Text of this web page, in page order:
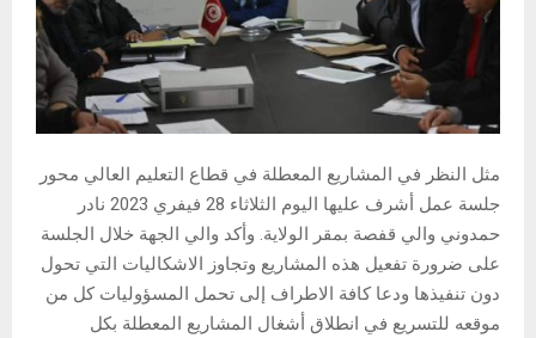
مثل النظر في المشاريع المعطلة في قطاع التعليم العالي محور
جلسة عمل أشرف عليها اليوم الثلاثاء 28 فيفري 2023 نادر
حمدوني والي قفصة بمقر الولاية. وأكد والي الجهة خلال الجلسة
على ضرورة تفعيل هذه المشاريع وتجاوز الاشكاليات التي تحول
دون تنفيذها ودعا كافة الاطراف إلى تحمل المسؤوليات كل من
موقعه للتسريع في انطلاق أشغال المشاريع المعطلة بكل